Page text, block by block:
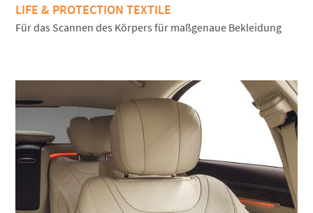
LIFE & PROTECTION TEXTILE
Für das Scannen des Körpers für maßgenaue Bekleidung